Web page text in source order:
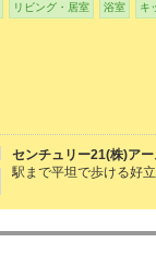
リビング・居室 浴室 キ
センチュリー21(株)アー
駅まで平坦で歩ける好